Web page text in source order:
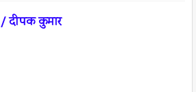
/ दीपक कुमार